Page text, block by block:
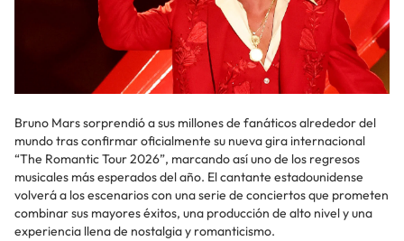
Bruno Mars sorprendió a sus millones de fanáticos alrededor del
mundo tras confirmar oficialmente su nueva gira internacional
“The Romantic Tour 2026”, marcando así uno de los regresos
musicales más esperados del año. El cantante estadounidense
volverá a los escenarios con una serie de conciertos que prometen
combinar sus mayores éxitos, una producción de alto nivel y una
experiencia llena de nostalgia y romanticismo.